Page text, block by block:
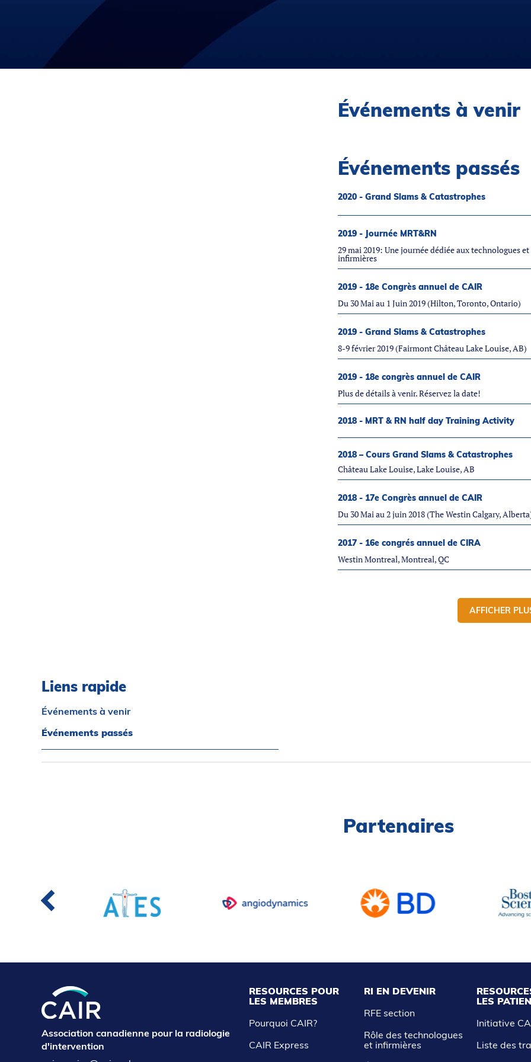
Liens rapide
Événements à venir
Événements passés
Événements à venir
Événements passés
2020 - Grand Slams & Catastrophes
2019 - Journée MRT&RN
29 mai 2019: Une journée dédiée aux technologues et
infirmières
2019 - 18e Congrès annuel de CAIR
Du 30 Mai au 1 Juin 2019 (Hilton, Toronto, Ontario)
2019 - Grand Slams & Catastrophes
8-9 février 2019 (Fairmont Château Lake Louise, AB)
2019 - 18e congrès annuel de CAIR
Plus de détails à venir. Réservez la date!
2018 - MRT & RN half day Training Activity
2018 – Cours Grand Slams & Catastrophes
Château Lake Louise, Lake Louise, AB
2018 - 17e Congrès annuel de CAIR
Du 30 Mai au 2 juin 2018 (The Westin Calgary,
2017 - 16e congrés annuel de CIRA
Westin Montreal, Montreal, QC
AFFICHER
Partenaires
Association canadienne pour la radiologie
d'intervention
RESOURCES POUR
LES MEMBRES
Pourquoi CAIR?
CAIR Express
RI EN DEVENIR
RFE section
Rôle des technologues
et infirmières
LES
Initiative
Liste des